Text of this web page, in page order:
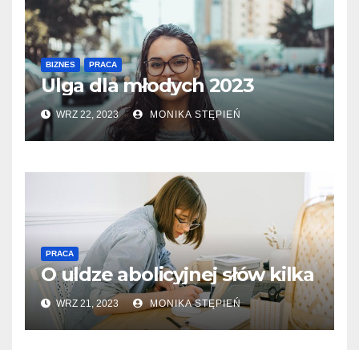
BIZNES PRACA
Ulga dla młodych 2023
WRZ 22, 2023 MONIKA STĘPIEŃ
PRACA
O uldze abolicyjnej słów kilka
WRZ 21, 2023 MONIKA STĘPIEŃ